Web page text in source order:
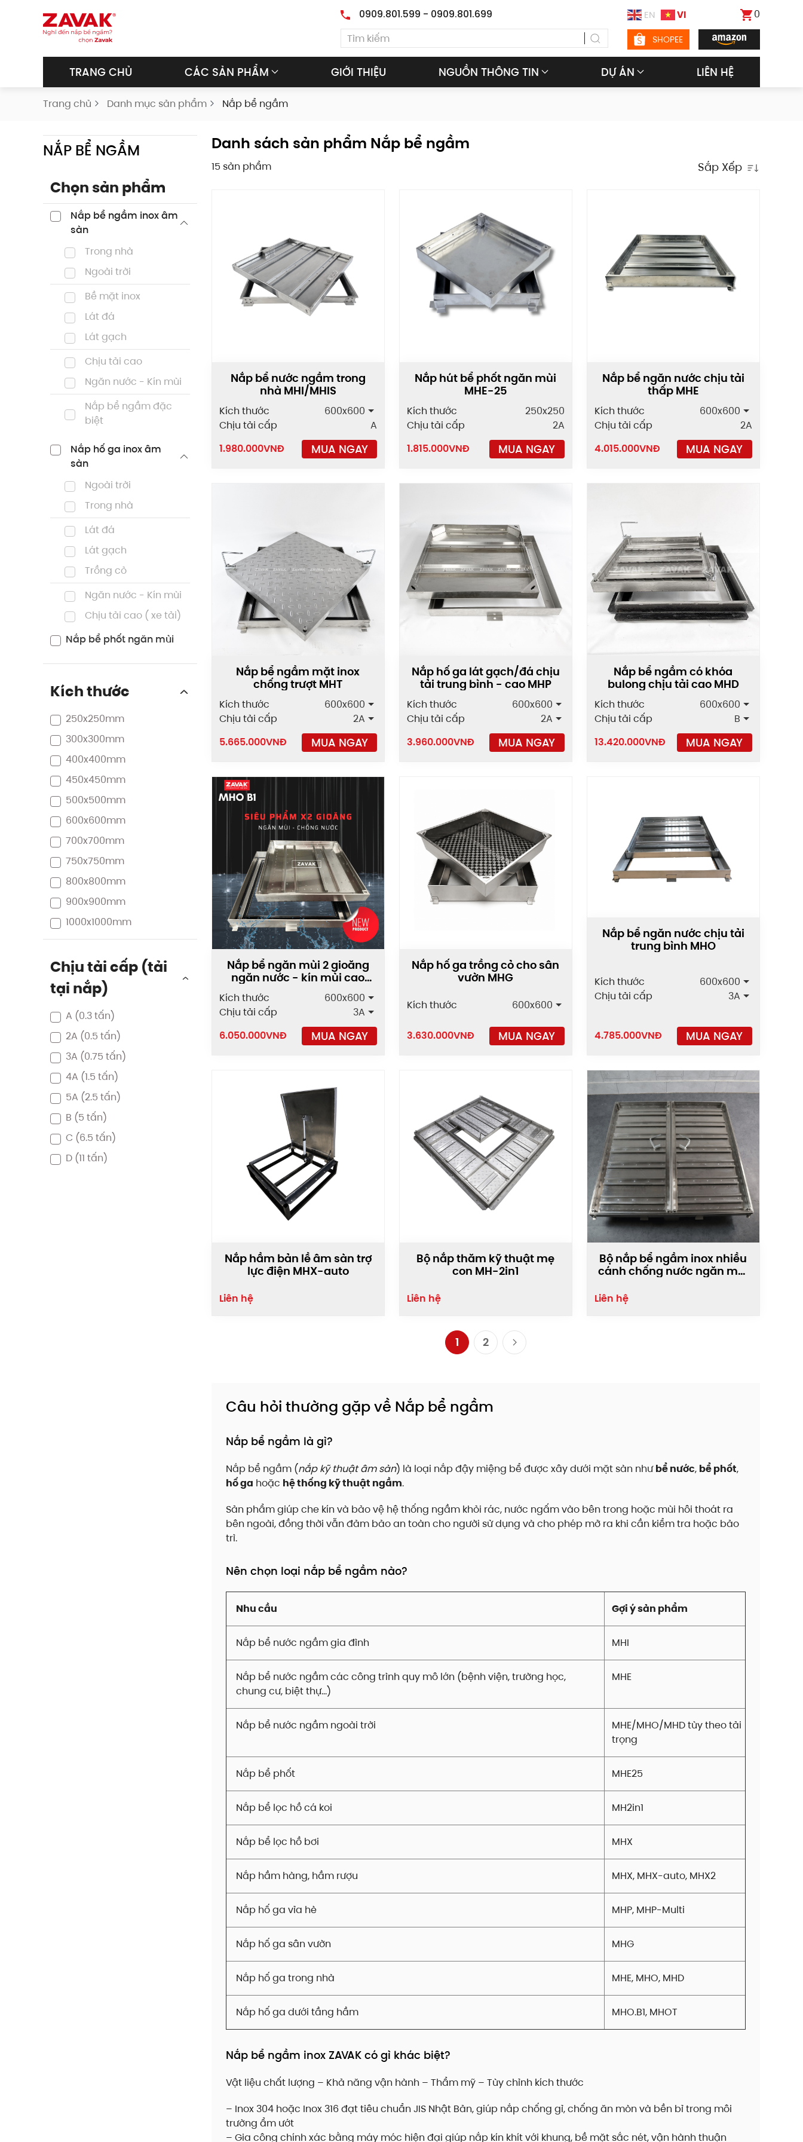
Skip to main content
0909.801.599 - 0909.801.699 EN VI 0
SHOPEE
TRANG CHỦ CÁC SẢN PHẨM GIỚI THIỆU NGUỒN THÔNG TIN DỰ ÁN LIÊN HỆ
Trang chủ Danh mục sản phẩm Nắp bể ngầm
NẮP BỂ NGẦM
Chọn sản phẩm
Nắp bể ngầm inox âm
sàn
Trong nhà
Ngoài trời
Bề mặt inox
Lát đá
Lát gạch
Chịu tải cao
Ngăn nước - Kín mùi
Nắp bể ngầm đặc
biệt
Nắp hố ga inox âm
sàn
Ngoài trời
Trong nhà
Lát đá
Lát gạch
Trồng cỏ
Ngăn nước - Kín mùi
Chịu tải cao ( xe tải)
Nắp bể phốt ngăn mùi
Kích thước
250x250mm
300x300mm
400x400mm
450x450mm
500x500mm
600x600mm
700x700mm
750x750mm
800x800mm
900x900mm
1000x1000mm
Chịu tải cấp (tải
tại nắp)
A (0.3 tấn)
2A (0.5 tấn)
3A (0.75 tấn)
4A (1.5 tấn)
5A (2.5 tấn)
B (5 tấn)
C (6.5 tấn)
D (11 tấn)
Danh sách sản phẩm Nắp bể ngầm
15 sản phẩm Sắp Xếp
Nắp bể nước ngầm trong
nhà MHI/MHIS
Kích thước
600x600
Chịu tải cấp
A
1.980.000VNĐ MUA NGAY
Nắp hút bể phốt ngăn mùi
MHE-25
Kích thước
250x250
Chịu tải cấp
2A
1.815.000VNĐ MUA NGAY
Nắp bể ngăn nước chịu tải
thấp MHE
Kích thước
600x600
Chịu tải cấp
2A
4.015.000VNĐ MUA NGAY
Nắp bể ngầm mặt inox
chống trượt MHT
Kích thước
600x600
Chịu tải cấp
2A
5.665.000VNĐ MUA NGAY
Nắp hố ga lát gạch/đá chịu
tải trung bình - cao MHP
Kích thước
600x600
Chịu tải cấp
2A
3.960.000VNĐ MUA NGAY
Nắp bể ngầm có khóa
bulong chịu tải cao MHD
Kích thước
600x600
Chịu tải cấp
B
13.420.000VNĐ MUA NGAY
Nắp bể ngăn mùi 2 gioăng
ngăn nước - kín mùi cao
Kích thước
600x600
Chịu tải cấp
3A
6.050.000VNĐ MUA NGAY
Nắp hố ga trồng cỏ cho sân
vườn MHG
Kích thước 600x600
3.630.000VNĐ MUA NGAY
Nắp bể ngăn nước chịu tải
trung bình MHO
Kích thước
600x600
Chịu tải cấp
3A
4.785.000VNĐ MUA NGAY
Nắp hầm bản lề âm sàn trợ
lực điện MHX-auto
Liên hệ
Bộ nắp thăm kỹ thuật mẹ
con MH-2in1
Liên hệ
Bộ nắp bể ngầm inox nhiều
cánh chống nước ngăn mùi
Liên hệ
1 2
Câu hỏi thường gặp về Nắp bể ngầm
Nắp bể ngầm là gì?
Nắp bể ngầm (nắp kỹ thuật âm sàn) là loại nắp đậy miệng bể được xây dưới mặt sàn nhưbể nước, bể phốt,
hố ga hoặc hệ thống kỹ thuật ngầm.
Sản phẩm giúp che kín và bảo vệ hệ thống ngầm khỏi rác, nước ngấm vào bên trong hoặc mùi hôi thoát ra
bên ngoài, đồng thời vẫn đảm bảo an toàn cho người sử dụng và cho phép mở ra khi cần kiểm tra hoặc bảo
trì.
Nên chọn loại nắp bể ngầm nào?
Nhu cầu Gợi ý sản phẩm
Nắp bể nước ngầm gia đình MHI
Nắp bể nước ngầm các công trình quy mô lớn (bệnh viện, trường học,
chung cư, biệt thự…)
MHE
Nắp bể nước ngầm ngoài trời
MHE/MHO/MHD tùy theo tải
trọng
Nắp bể phốt MHE25
Nắp bể lọc hồ cá koi MH2in1
Nắp bể lọc hồ bơi MHX
Nắp hầm hàng, hầm rượu MHX, MHX-auto, MHX2
Nắp hố ga vỉa hè MHP, MHP-Multi
Nắp hố ga sân vườn MHG
Nắp hố ga trong nhà MHE, MHO, MHD
Nắp hố ga dưới tầng hầm MHO.B1, MHOT
Nắp bể ngầm inox ZAVAK có gì khác biệt?
Vật liệu chất lượng – Khả năng vận hành – Thẩm mỹ – Tùy chỉnh kích thước
– Inox 304 hoặc Inox 316 đạt tiêu chuẩn JIS Nhật Bản, giúp nắp chống gỉ, chống ăn mòn và bền bỉ trong môi
trường ẩm ướt
– Gia công chính xác bằng máy móc hiện đại giúp nắp kín khít với khung, bề mặt sắc nét, vận hành thuận